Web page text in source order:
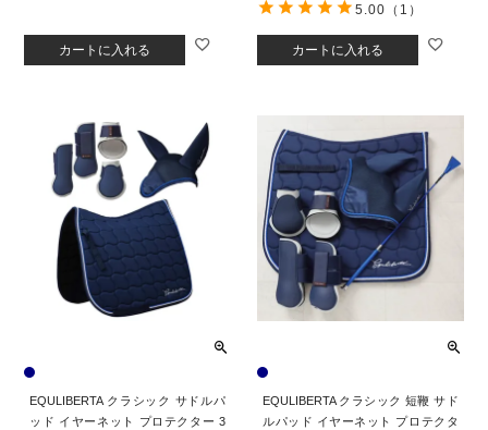
カートに入れる カートに入れる
5.00 （1）
EQULIBERTA クラシック サドルパ
ッド イヤーネット プロテクター 3
EQULIBERTA クラシック 短鞭 サド
ルパッド イヤーネット プロテクタ